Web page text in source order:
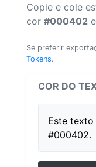
Copie e cole
cor #000402
Se preferir
Tokens.
COR DO
Este
#000402.